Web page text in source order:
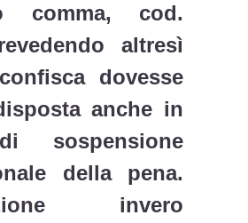
comma, cod.
altresì
dovesse
anche in
sospensione
della pena.
invero